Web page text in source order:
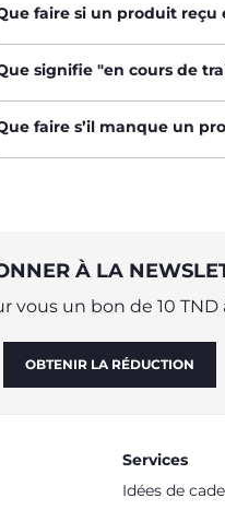
faire si un produit reçu
signifie "en cours de
faire s’il manque un
À LA
un bon de 10 TND
OBTENIR LA RÉDUCTION
Services
Idées de